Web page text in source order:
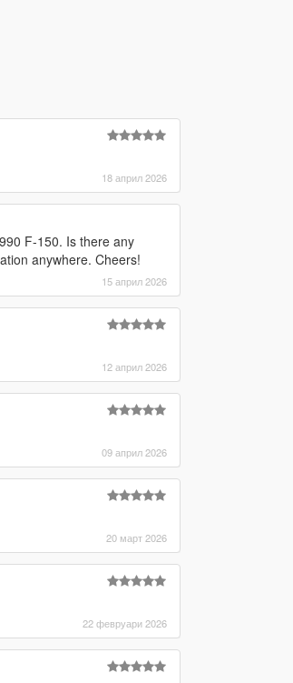
18 април 2026
F-150. Is there any
anywhere. Cheers!
15 април 2026
12 април 2026
09 април 2026
20 март 2026
22 февруари 2026